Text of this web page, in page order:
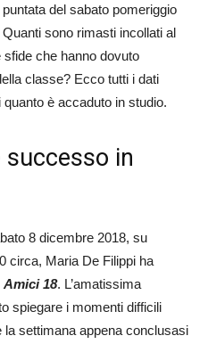
del sabato pomeriggio
Quanti sono rimasti incollati al
che hanno dovuto
classe? Ecco tutti i dati
è accaduto in studio.
in
8 dicembre 2018, su
circa, Maria De Filippi ha
Amici 18. L’amatissima
spiegare i momenti difficili
settimana appena conclusasi